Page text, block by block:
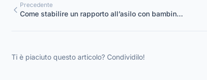
Precedente
Come stabilire un rapporto all’asilo con bambini
Ti è piaciuto questo articolo? Condividilo!